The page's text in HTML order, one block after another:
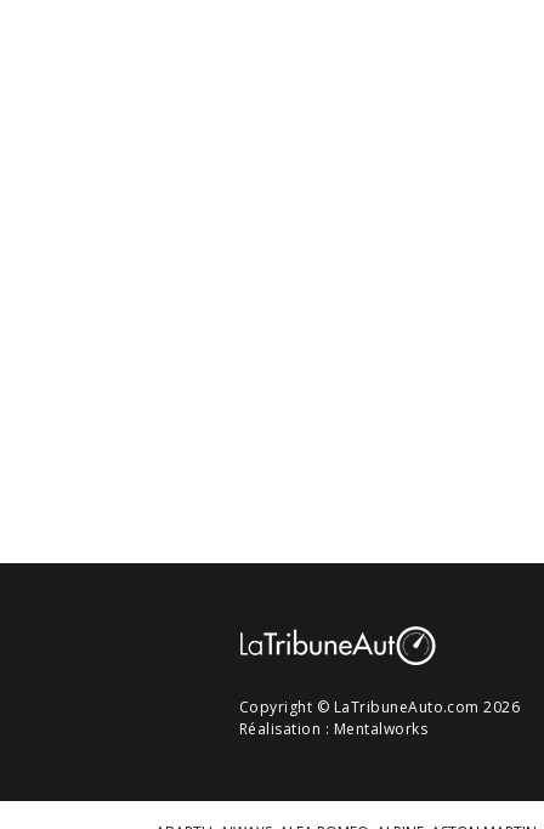
Copyright © LaTribuneAuto.com 2026
Réalisation : Mentalworks